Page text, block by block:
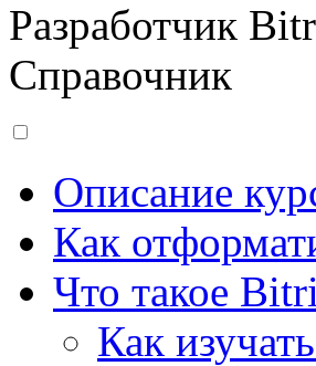
Разработчик
Справочник
Описание
Как
Что такое
Как